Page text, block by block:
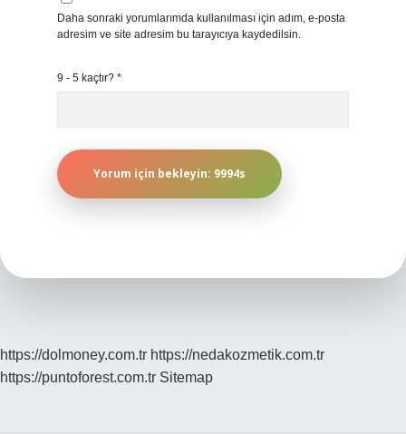
Daha sonraki yorumlarımda kullanılması için adım, e-posta
adresim ve site adresim bu tarayıcıya kaydedilsin.
9 - 5 kaçtır? *
https://dolmoney.com.tr https://nedakozmetik.com.tr
https://puntoforest.com.tr Sitemap